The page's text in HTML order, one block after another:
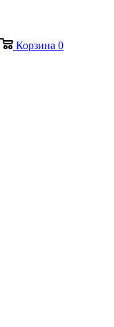
Корзина 0